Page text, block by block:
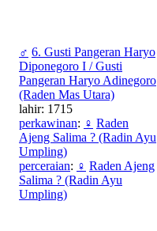
♂ 6. Gusti Pangeran Haryo
Diponegoro I / Gusti
Pangeran Haryo Adinegoro
(Raden Mas Utara)
lahir: 1715
perkawinan: ♀ Raden
Ajeng Salima ? (Radin Ayu
Umpling)
perceraian: ♀ Raden Ajeng
Salima ? (Radin Ayu
Umpling)